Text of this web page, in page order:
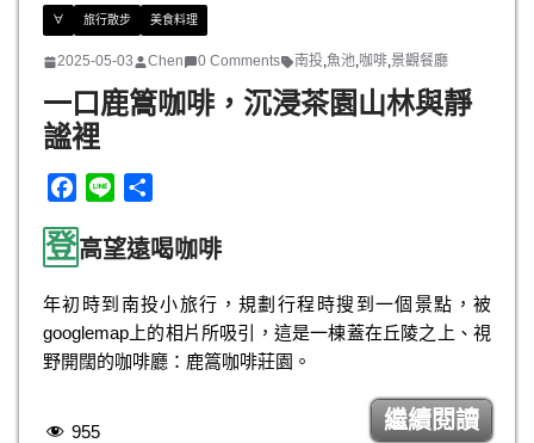
∀ 旅行散步 美食料理
2025-05-03 Chen 0 Comments 南投,魚池,咖啡,景觀餐廳
一口鹿篙咖啡，沉浸茶園山林與靜
謐裡
c
e
b
o
o
n
登高望遠喝咖啡
年初時到南投小旅行，規劃行程時搜到一個景點，被
googlemap上的相片所吸引，這是一棟蓋在丘陵之上、視
野開闊的咖啡廳：鹿篙咖啡莊園。
繼續閱讀
955